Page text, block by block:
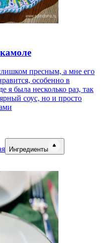
пресным, а мне его
особенно в
я была несколько раз, так
соус, но и просто
Ингредиенты